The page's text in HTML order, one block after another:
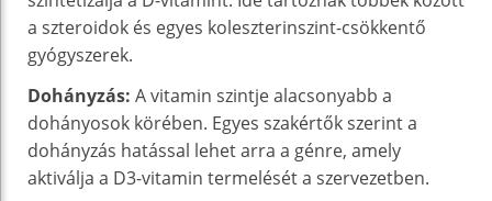
a szteroidok és egyes koleszterinszint-csökkentő
gyógyszerek.
Dohányzás: A vitamin szintje alacsonyabb a
dohányosok körében. Egyes szakértők szerint a
dohányzás hatással lehet arra a génre, amely
aktiválja a D3-vitamin termelését a szervezetben.